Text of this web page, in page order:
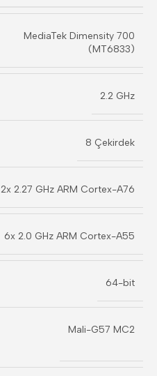
MediaTek Dimensity 700
(MT6833)
2.2 GHz
8 Çekirdek
2x 2.27 GHz ARM Cortex-A76
6x 2.0 GHz ARM Cortex-A55
64-bit
Mali-G57 MC2